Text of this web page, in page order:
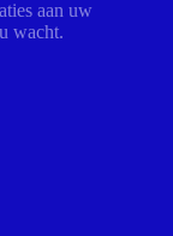
aan uw
wacht.